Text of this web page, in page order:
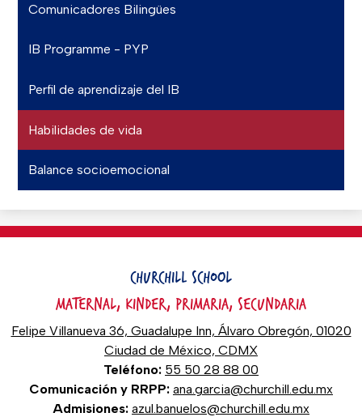
in
new
Comunicadores Bilingües
IB Programme - PYP
Perfil de aprendizaje del IB
Habilidades de vida
Balance socioemocional
CHURCHILL SCHOOL
MATERNAL, KINDER, PRIMARIA, SECUNDARIA
Felipe Villanueva 36, Guadalupe Inn, Álvaro Obregón, 01020
Ciudad de México, CDMX
Teléfono: 55 50 28 88 00
Comunicación y RRPP: ana.garcia@churchill.edu.mx
Admisiones: azul.banuelos@churchill.edu.mx